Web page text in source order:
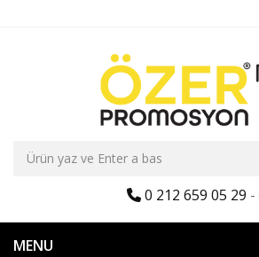
0 212 659 05 29 -
MENU